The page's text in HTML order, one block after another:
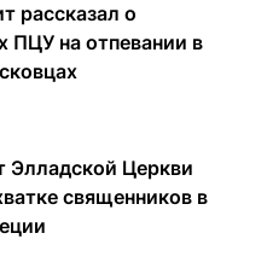
рассказал о
ПЦУ на отпевании в
Элладской Церкви
священников в